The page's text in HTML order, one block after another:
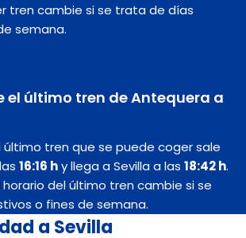
tren cambie si se trata de días
semana.
el último tren de Antequera a
último tren que se puede coger sale
16:16 hy llega a Sevilla a las 18:42 h.
horario del último tren cambie si se
o fines de semana.
a Sevilla